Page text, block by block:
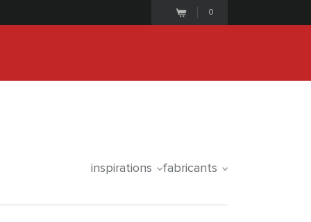
0
inspirations fabricants